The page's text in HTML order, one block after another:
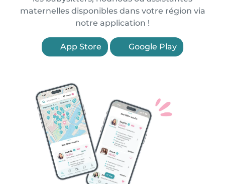
maternelles disponibles dans votre région via
notre application !
App Store Google Play